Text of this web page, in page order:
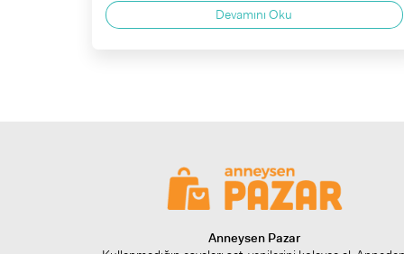
Devamını Oku
Anneysen Pazar